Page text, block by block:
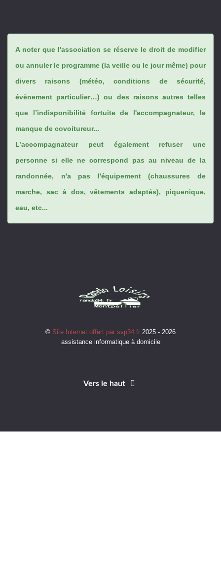
A noter que l'association se réserve le droit de modifier
ou annuler le programme (la veille ou le jour même) pour
divers raisons (météo, conditions de sécurité,
évènement particulier…) ou des raisons autres telles
que l’indisponibilité fortuite de l'accompagnateur, le
manque de covoitureur...
L’accompagnateur peut également refuser une
personne si elle ne correspond pas au niveau de la
randonnée, n'a pas l'équipement (chaussures de
marche, sac à dos, vêtements adaptés), piquenique,
eau, etc...
© Site Internet offert par svp34.fr 2025 - 2026
assistance informatique à domicile
Vers le haut